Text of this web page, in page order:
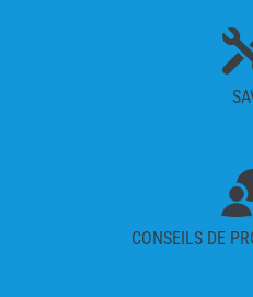
CONSEILS DE